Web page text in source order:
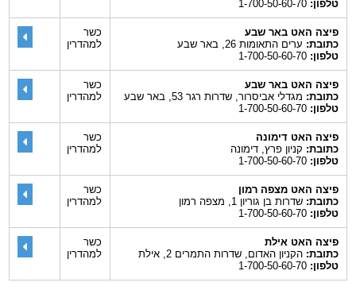
טלפון:1-700-50-60-70
פיצה האט באר שבע
כתובת:ערים התאומות 26, באר שבע
טלפון:1-700-50-60-70
כשר
למהדרין
פיצה האט באר שבע
כתובת:מגדלי אביסרור, שדרות רגר 53, באר שבע
טלפון:1-700-50-60-70
כשר
למהדרין
פיצה האט דימונה
כתובת:קניון פרץ, דימונה
טלפון:1-700-50-60-70
כשר
למהדרין
פיצה האט מצפה רמון
כתובת:שדרות בן גוריון 1, מצפה רמון
טלפון:1-700-50-60-70
כשר
למהדרין
פיצה האט אילת
כתובת:הקניון האדום, שדרות התמרים 2, אילת
טלפון:1-700-50-60-70
כשר
למהדרין